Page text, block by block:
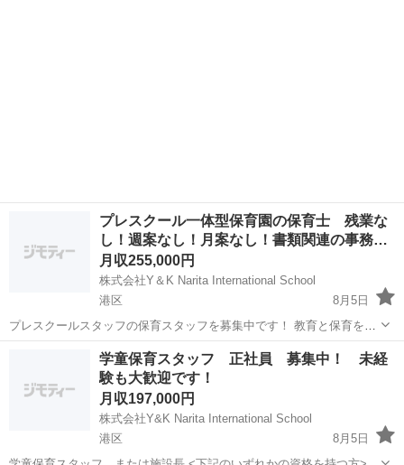
プレスクール一体型保育園の保育士 残業な
し！週案なし！月案なし！書類関連の事務…
月収255,000円
株式会社Y＆K Narita International School
港区
8月5日
プレスクールスタッフの保育スタッフを募集中です！ 教育と保育を組
み合わせたスクールとなります。 主な業務 モンテッソーリや英語、ス
イミング、音楽・書道・水彩画・アート＆クラフト といった子どもた
ちの好奇心・探...
幼稚園教論
学童保育スタッフ 正社員 募集中！ 未経
験も大歓迎です！
月収197,000円
株式会社Y&K Narita International School
港区
8月5日